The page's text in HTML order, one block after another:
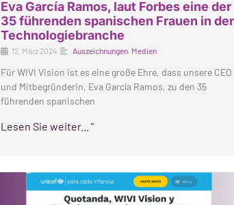
Eva García Ramos, laut Forbes eine der
35 führenden spanischen Frauen in der
Technologiebranche
12. März 2024 Auszeichnungen, Medien
Für WIVI Vision ist es eine große Ehre, dass unsere CEO
und Mitbegründerin, Eva García Ramos, zu den 35
führenden spanischen
Lesen Sie weiter... "